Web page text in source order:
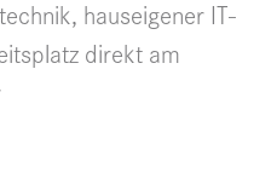
hauseigener IT-
direkt am